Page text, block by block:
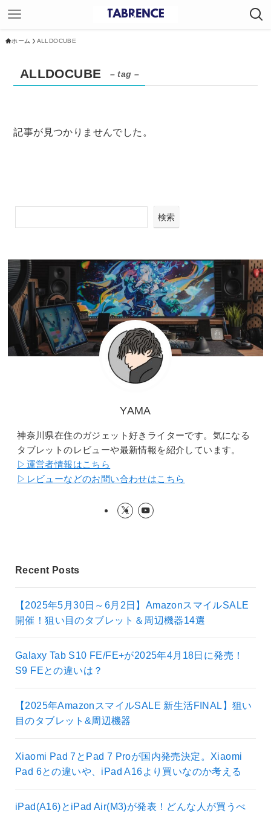
ホーム ALLDOCUBE
ALLDOCUBE – tag –
記事が見つかりませんでした。
検索
YAMA
神奈川県在住のガジェット好きライターです。気になる
タブレットのレビューや最新情報を紹介しています。
▷運営者情報はこちら
▷レビューなどのお問い合わせはこちら
Recent Posts
【2025年5月30日～6月2日】AmazonスマイルSALE
開催！狙い目のタブレット＆周辺機器14選
Galaxy Tab S10 FE/FE+が2025年4月18日に発売！
S9 FEとの違いは？
【2025年AmazonスマイルSALE 新生活FINAL】狙い
目のタブレット&周辺機器
Xiaomi Pad 7とPad 7 Proが国内発売決定。Xiaomi
Pad 6との違いや、iPad A16より買いなのか考える
iPad(A16)とiPad Air(M3)が発表！どんな人が買うべ